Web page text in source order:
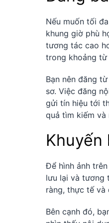
Nếu muốn tối
khung giờ phù
tương tác cao
trong khoảng từ
Bạn nên đăng từ
sơ. Việc đăng
gửi tín hiệu tới
quả tìm kiếm và
Để hình ảnh
lưu lại và tương
ràng, thực tế và
Bên cạnh đó,